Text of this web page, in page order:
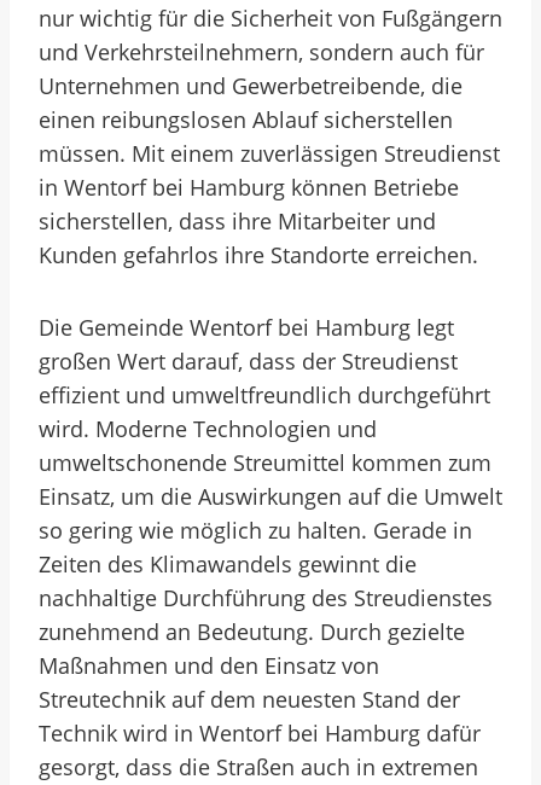
nur wichtig für die Sicherheit von Fußgängern
und Verkehrsteilnehmern, sondern auch für
Unternehmen und Gewerbetreibende, die
einen reibungslosen Ablauf sicherstellen
müssen. Mit einem zuverlässigen Streudienst
in Wentorf bei Hamburg können Betriebe
sicherstellen, dass ihre Mitarbeiter und
Kunden gefahrlos ihre Standorte erreichen.
Die Gemeinde Wentorf bei Hamburg legt
großen Wert darauf, dass der Streudienst
effizient und umweltfreundlich durchgeführt
wird. Moderne Technologien und
umweltschonende Streumittel kommen zum
Einsatz, um die Auswirkungen auf die Umwelt
so gering wie möglich zu halten. Gerade in
Zeiten des Klimawandels gewinnt die
nachhaltige Durchführung des Streudienstes
zunehmend an Bedeutung. Durch gezielte
Maßnahmen und den Einsatz von
Streutechnik auf dem neuesten Stand der
Technik wird in Wentorf bei Hamburg dafür
gesorgt, dass die Straßen auch in extremen